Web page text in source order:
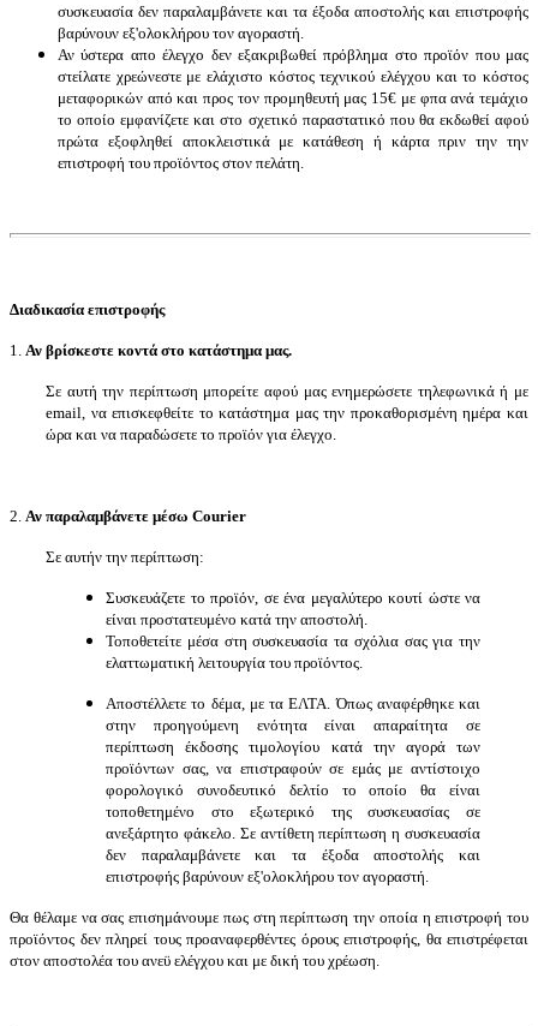
συσκευασία δεν παραλαμβάνετε και τα έξοδα αποστολής και επιστροφής
βαρύνουν εξ'ολοκλήρου τον αγοραστή.
Αν ύστερα απο έλεγχο δεν εξακριβωθεί πρόβλημα στο προϊόν που μας
στείλατε χρεώνεστε με ελάχιστο κόστος τεχνικού ελέγχου και το κόστος
μεταφορικών από και προς τον προμηθευτή μας 15€ με φπα ανά τεμάχιο
το οποίο εμφανίζετε και στο σχετικό παραστατικό που θα εκδωθεί αφού
πρώτα εξοφληθεί αποκλειστικά με κατάθεση ή κάρτα πριν την την
επιστροφή του προϊόντος στον πελάτη.
Διαδικασία επιστροφής
1. Αν βρίσκεστε κοντά στο κατάστημα μας.
Σε αυτή την περίπτωση μπορείτε αφού μας ενημερώσετε τηλεφωνικά ή με
email, να επισκεφθείτε το κατάστημα μας την προκαθορισμένη ημέρα και
ώρα και να παραδώσετε το προϊόν για έλεγχο.
2. Αν παραλαμβάνετε μέσω Courier
Σε αυτήν την περίπτωση:
Συσκευάζετε το προϊόν, σε ένα μεγαλύτερο κουτί ώστε να
είναι προστατευμένο κατά την αποστολή.
Τοποθετείτε μέσα στη συσκευασία τα σχόλια σας για την
ελαττωματική λειτουργία του προϊόντος.
Αποστέλλετε το δέμα, με τα ΕΛΤΑ. Όπως αναφέρθηκε και
στην προηγούμενη ενότητα είναι απαραίτητα σε
περίπτωση έκδοσης τιμολογίου κατά την αγορά των
προϊόντων σας, να επιστραφούν σε εμάς με αντίστοιχο
φορολογικό συνοδευτικό δελτίο το οποίο θα είναι
τοποθετημένο στο εξωτερικό της συσκευασίας σε
ανεξάρτητο φάκελο. Σε αντίθετη περίπτωση η συσκευασία
δεν παραλαμβάνετε και τα έξοδα αποστολής και
επιστροφής βαρύνουν εξ'ολοκλήρου τον αγοραστή.
Θα θέλαμε να σας επισημάνουμε πως στηπερίπτωση την οποία η επιστροφή του
προϊόντος δεν πληρεί τους προαναφερθέντες όρους επιστροφής, θα επιστρέφεται
στον αποστολέα του ανεϋ ελέγχου και με δική του χρέωση.